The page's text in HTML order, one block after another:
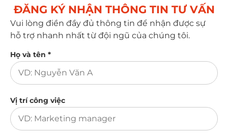
ĐĂNG KÝ NHẬN THÔNG TIN TƯ VẤN​
Vui lòng điền đầy đủ thông tin để nhận được sự
hỗ trợ nhanh nhất từ đội ngũ của chúng tôi.
Họ và tên *
Vị trí công việc